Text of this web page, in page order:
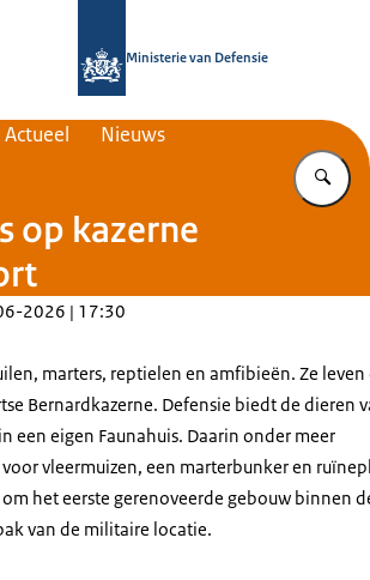
Ministerie van Defensie
Actueel Nieuws
op kazerne
2026 | 17:30
marters, reptielen en amfibieën. Ze leven
Bernardkazerne. Defensie biedt de dieren
een eigen Faunahuis. Daarin onder meer
vleermuizen, een marterbunker en
het eerste gerenoveerde gebouw binnen
van de militaire locatie.